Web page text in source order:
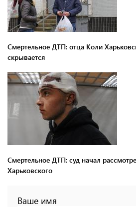
Смертельное ДТП: отца Коли
скрывается
Смертельное ДТП: суд начал
Харьковского
Ваше имя